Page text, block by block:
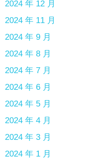
2024 年 12 月
2024 年 11 月
2024 年 9 月
2024 年 8 月
2024 年 7 月
2024 年 6 月
2024 年 5 月
2024 年 4 月
2024 年 3 月
2024 年 1 月